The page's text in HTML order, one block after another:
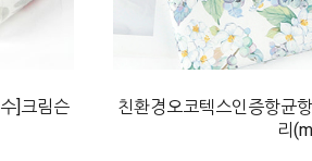
]크림슨
친환경오코텍스인증항균
리